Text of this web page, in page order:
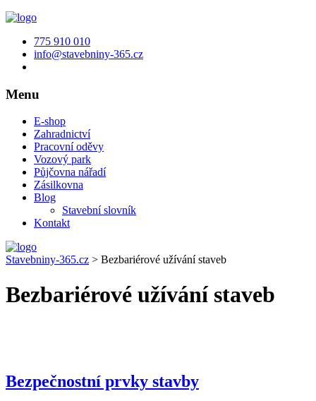
775 910 010
info@stavebniny-365.cz
Menu
E-shop
Zahradnictví
Pracovní oděvy
Vozový park
Půjčovna nářadí
Zásilkovna
Blog
Stavební slovník
Kontakt
Stavebniny-365.cz > Bezbariérové užívání staveb
Bezbariérové užívání staveb
Bezpečnostní prvky stavby